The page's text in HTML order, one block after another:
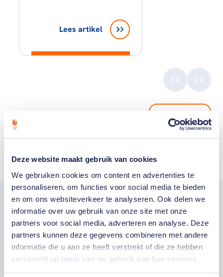
Deze website maakt gebruik van cookies
We gebruiken cookies om content en advertenties te
personaliseren, om functies voor social media te bieden
en om ons websiteverkeer te analyseren. Ook delen we
informatie over uw gebruik van onze site met onze
partners voor social media, adverteren en analyse. Deze
partners kunnen deze gegevens combineren met andere
informatie die u aan ze heeft verstrekt of die ze hebben
verzameld op basis van uw gebruik van hun services.
Lees artikel
Word fan van
TeamNL
Wil je als fan van TeamNL als eerste op de